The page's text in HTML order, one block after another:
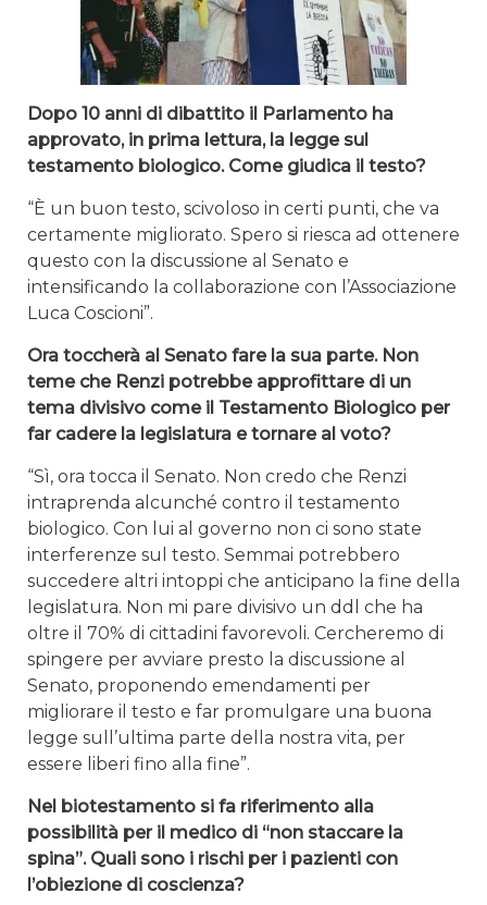
Dopo 10 anni di dibattito il Parlamento ha
approvato, in prima lettura, la legge sul
testamento biologico. Come giudica il testo?
“È un buon testo, scivoloso in certi punti, che va
certamente migliorato. Spero si riesca ad ottenere
questo con la discussione al Senato e
intensificando la collaborazione con l’Associazione
Luca Coscioni”.
Ora toccherà al Senato fare la sua parte. Non
teme che Renzi potrebbe approfittare di un
tema divisivo come il Testamento Biologico per
far cadere la legislatura e tornare al voto?
“Sì, ora tocca il Senato. Non credo che Renzi
intraprenda alcunché contro il testamento
biologico. Con lui al governo non ci sono state
interferenze sul testo. Semmai potrebbero
succedere altri intoppi che anticipano la fine della
legislatura. Non mi pare divisivo un ddl che ha
oltre il 70% di cittadini favorevoli. Cercheremo di
spingere per avviare presto la discussione al
Senato, proponendo emendamenti per
migliorare il testo e far promulgare una buona
legge sull’ultima parte della nostra vita, per
essere liberi fino alla fine”.
Nel biotestamento si fa riferimento alla
possibilità per il medico di “non staccare la
spina”. Quali sono i rischi per i pazienti con
l’obiezione di coscienza?